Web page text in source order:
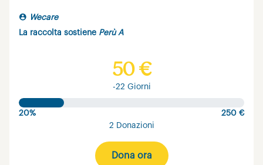
Wecare
La raccolta sostiene Perù A
50 €
-22 Giorni
20%
250 €
2 Donazioni
Dona ora